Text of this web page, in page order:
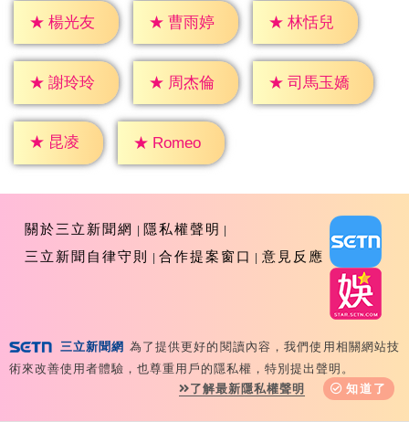
★ 楊光友 ★ 曹雨婷 ★ 林恬兒
★ 謝玲玲 ★ 周杰倫 ★ 司馬玉嬌
★ 昆凌 ★ Romeo
關於三立新聞網
隱私權聲明
三立新聞自律守則
合作提案窗口 意見反應
Copyright ©2026 Sanlih E-Television All Rights
Reserved 版權所有 盜用必究 台北市內湖區舊宗路一段159
號 02-8792-8888
三立新聞網 為了提供更好的閱讀內容，我們使用相關網站技
術來改善使用者體驗，也尊重用戶的隱私權，特別提出聲明。
了解最新隱私權聲明
知道了